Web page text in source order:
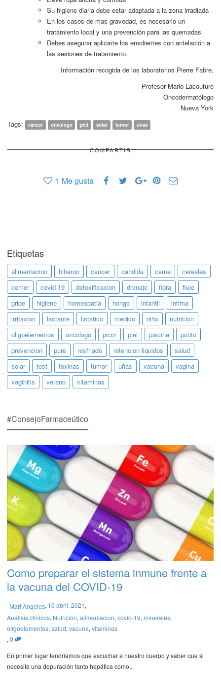
Su higiene diaria debe estar adaptada a la zona irradiada
En los casos de mas gravedad, es necesario un
tratamiento local y una prevención para las quemadas
Debes asegurar aplicarte los emolientes con antelación a
las sesiones de tratamiento.
Información recogida de los laboratorios Pierre Fabre,
Profesor Mario Lacouture
Oncodermatólogo
Nueva York
Tags:
cancer oncologo piel solar tumor uñas
COMPARTIR
1 Me gusta
Etiquetas
alimentacion biberon cancer candida carne
cereales
comer
covid-19 detoxificacion drenaje flora
flujo
gripe
higiene homeopatia hongo infantil
intima
irritacion
lactante lintatico medico niño
nutricion
oligoelementos
oncologo picor piel piscina
potito
prevencion
pure resfriado retencion liquidos
salud
solar
test toxinas tumor uñas vacuna
vagina
vaginitis
verano vitaminas
#ConsejoFarmaceútico
Como preparar el sistema inmune frente a
la vacuna del COVID-19
Mari Angeles, 16 abril, 2021,
Análisis clínicos, Nutrición,alimentacion,covid-19,minerales,
oligoelementos,salud,vacuna,vitaminas
,0
En primer lugar tendríamos que escuchar a nuestro cuerpo y saber que si
necesita una depuración tanto hepática como...